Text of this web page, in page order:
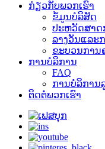
ກ່ຽວກັບພວກເຮົາ
ຂໍ້ມູນບໍລິສັດ
ປະ​ຫວັດ​ສາດ​
ລາງວັນແລະ
ຂະບວນການ
ການບໍລິການ
FAQ
ການບໍລິການ
ຕິດຕໍ່ພວກເຮົາ